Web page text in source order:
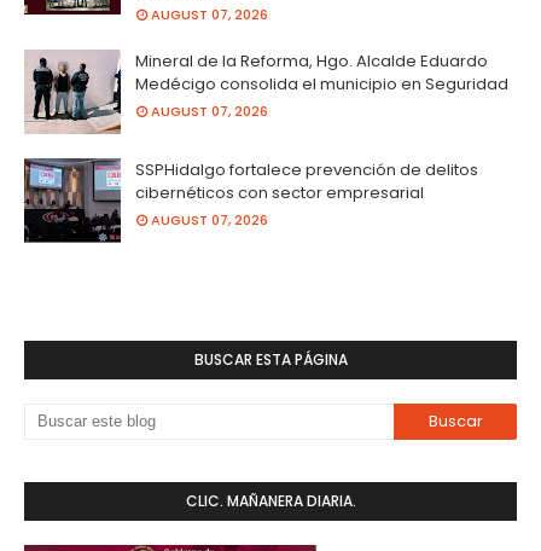
AUGUST 07, 2026
Mineral de la Reforma, Hgo. Alcalde Eduardo
Medécigo consolida el municipio en Seguridad
AUGUST 07, 2026
SSPHidalgo fortalece prevención de delitos
cibernéticos con sector empresarial
AUGUST 07, 2026
BUSCAR ESTA PÁGINA
CLIC. MAÑANERA DIARIA.